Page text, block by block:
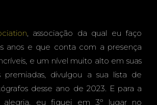
, associação da qual eu faço
anos e que conta com a presença
e um nível muito alto em suas
premiadas, divulgou a sua lista de
desse ano de 2023. E para a
alegria, eu fiquei em 3º lugar no